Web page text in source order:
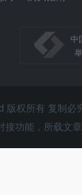
中
版权所有 复制必
功能，所载文